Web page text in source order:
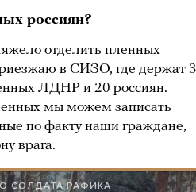
россиян?
отделить пленных
в СИЗО, где держат
ЛДНР и 20 россиян.
мы можем записать
по факту наши граждане,
врага.
СОЛДАТА РАФИКА